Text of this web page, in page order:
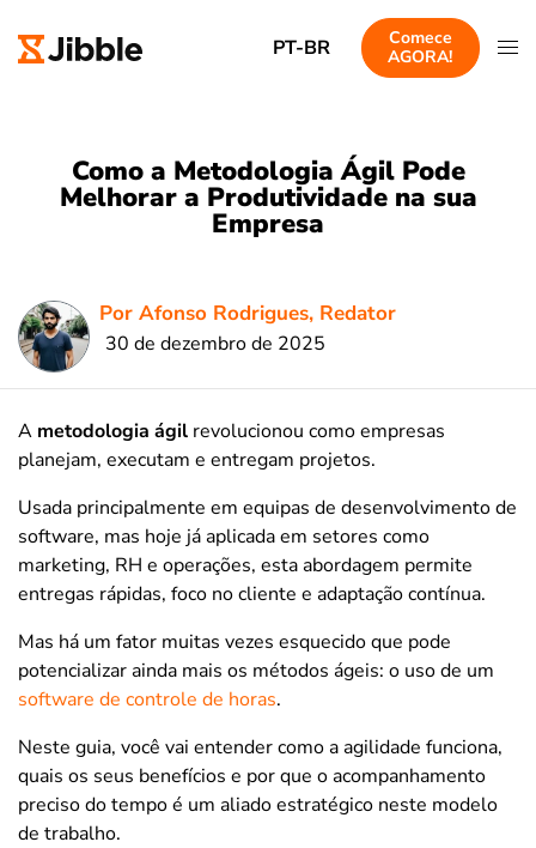
PT-BR
Comece
AGORA!
Como a Metodologia Ágil Pode
Melhorar a Produtividade na sua
Empresa
Por Afonso Rodrigues, Redator
30 de dezembro de 2025
A metodologia ágil revolucionou como empresas
planejam, executam e entregam projetos.
Usada principalmente em equipas de desenvolvimento de
software, mas hoje já aplicada em setores como
marketing, RH e operações, esta abordagem permite
entregas rápidas, foco no cliente e adaptação contínua.
Mas há um fator muitas vezes esquecido que pode
potencializar ainda mais os métodos ágeis: o uso de um
software de controle de horas.
Neste guia, você vai entender como a agilidade funciona,
quais os seus benefícios e por que o acompanhamento
preciso do tempo é um aliado estratégico neste modelo
de trabalho.